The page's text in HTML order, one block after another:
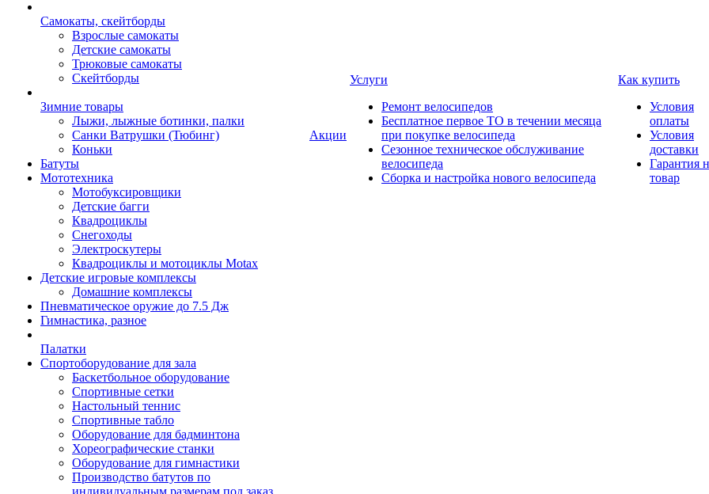
Самокаты, скейтборды
Взрослые самокаты
Детские самокаты
Трюковые самокаты
Скейтборды
Зимние товары
Лыжи, лыжные ботинки, палки
Санки Ватрушки (Тюбинг)
Коньки
Батуты
Мототехника
Мотобуксировщики
Детские багги
Квадроциклы
Снегоходы
Электроскутеры
Квадроциклы и мотоциклы Motax
Детские игровые комплексы
Домашние комплексы
Пневматическое оружие до 7.5 Дж
Гимнастика, разное
Палатки
Спортоборудование для зала
Баскетбольное оборудование
Спортивные сетки
Настольный теннис
Спортивные табло
Оборудование для бадминтона
Хореографические станки
Оборудование для гимнастики
Производство батутов по
индивидуальным размерам под заказ
Акции
Услуги
Ремонт велосипедов
Бесплатное первое ТО в течении месяца
при покупке велосипеда
Сезонное техническое обслуживание
велосипеда
Сборка и настройка нового велосипеда
Как купить
Условия
оплаты
Условия
доставки
Гарантия
товар